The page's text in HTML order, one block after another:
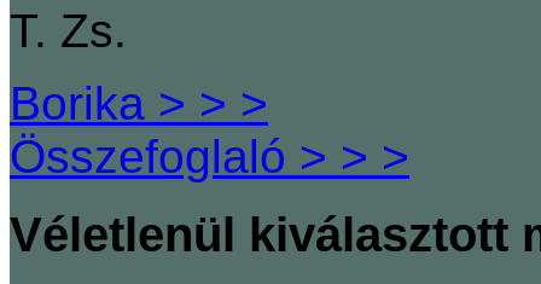
T. Zs.
Borika > > >
Összefoglaló > > >
Véletlenül kiválasztott